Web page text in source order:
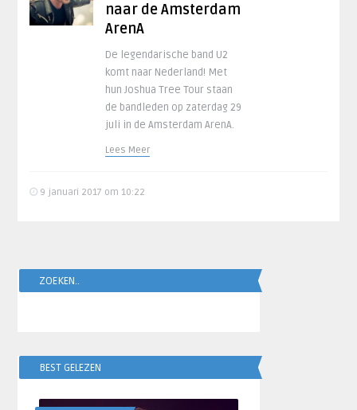
naar de Amsterdam
ArenA
De legendarische band U2
komt naar Nederland! Met
hun Joshua Tree Tour staan
de bandleden op zaterdag 29
juli in de Amsterdam ArenA.
Lees Meer
9 januari 2017 om 10:22
ZOEKEN..
BEST GELEZEN